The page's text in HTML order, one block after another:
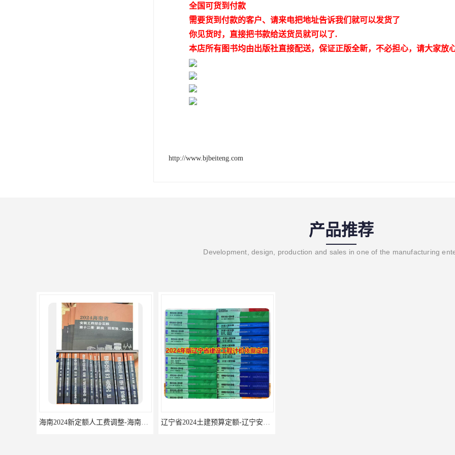
全国可货到付款
需要货到付款的客户、请来电把地址告诉我们就可以发货了
你见货时，直接把书款给送货员就可以了.
本店所有图书均由出版社直接配送，保证正版全新，不必担心，请大家放
http://www.bjbeiteng.com
产品推荐
Development, design, production and sales in one of the manufacturing
海南2024新定额人工费调整-海南2024版安装定额-海南2024房屋建筑定额-海南定额 辽宁省2024土建预算定额-辽宁安装预算定额-辽宁通风空调安装定额